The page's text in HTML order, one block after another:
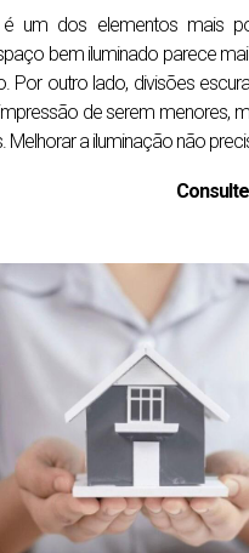
é um dos elementos mais
bem iluminado parece
Por outro lado, divisões
de serem menores,
Melhorar a iluminação não